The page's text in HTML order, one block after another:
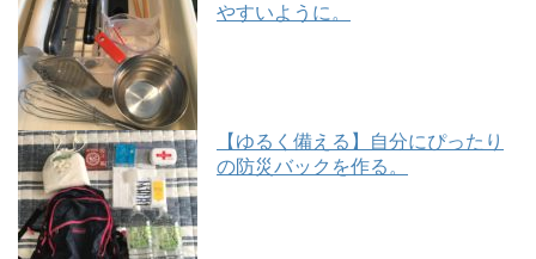
やすいように。
【ゆるく備える】自分にぴったり
の防災バックを作る。